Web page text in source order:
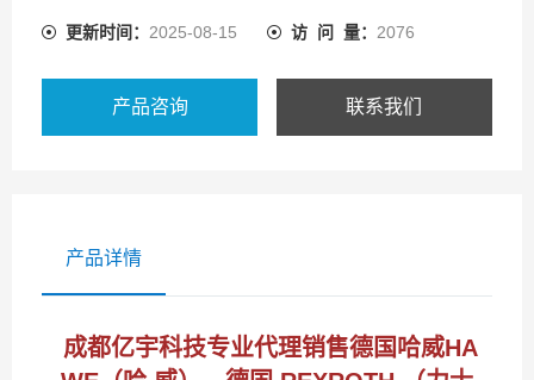
更新时间： 2025-08-15 访 问 量： 2076
产品咨询 联系我们
产品详情
成都亿宇科技专业代理销售德国哈威HA